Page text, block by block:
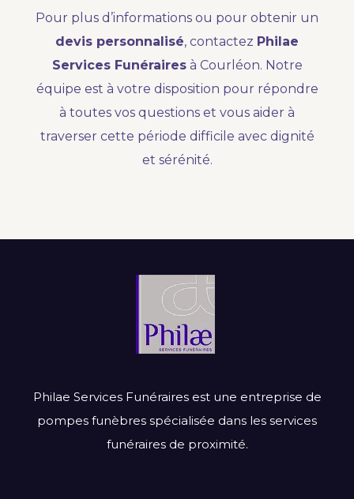
Pour plus d’informations ou pour obtenir un
devis personnalisé, contactez Philae
Services Funérairesà Courléon. Notre
équipe est à votre disposition pour répondre
à toutes vos questions et vous aider à
traverser cette période difficile avec dignité
et sérénité.
Philae Services Funéraires est une entreprise de
pompes funèbres spécialisée dans les services
funéraires de proximité.